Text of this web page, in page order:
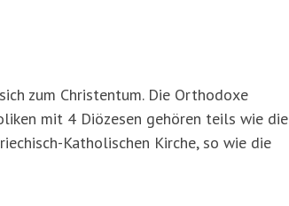
zum Christentum. Die Orthodoxe
mit 4 Diözesen gehören teils wie die
Katholischen Kirche, so wie die